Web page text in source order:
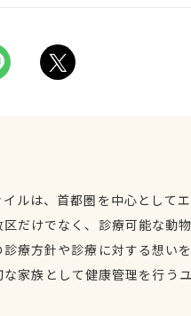
ルは、首都圏を中心として
だけでなく、診療可能な動
療方針や診療に対する想い
家族として健康管理を行う